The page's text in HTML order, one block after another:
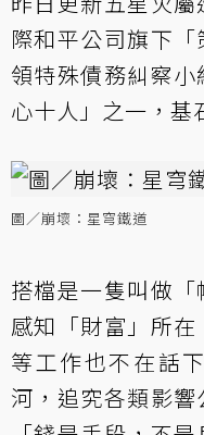
際和平公司旗下
領特殊債務糾察
心十人」之一，基
圖／崩壞：星穹鐵道
搭檔是一隻叫做
感知「財富」所
等工作也不在話
河，追究各類影響